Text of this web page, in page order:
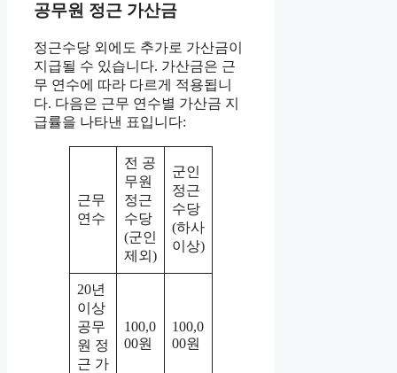
공무원 정근 가산금
정근수당 외에도 추가로 가산금이
지급될 수 있습니다. 가산금은 근
무 연수에 따라 다르게 적용됩니
다. 다음은 근무 연수별 가산금 지
급률을 나타낸 표입니다:
근무
연수
전 공
무원
정근
수당
(군인
제외)
군인
정근
수당
(하사
이상)
20년
이상
공무
원 정
근 가
100,0
00원
100,0
00원